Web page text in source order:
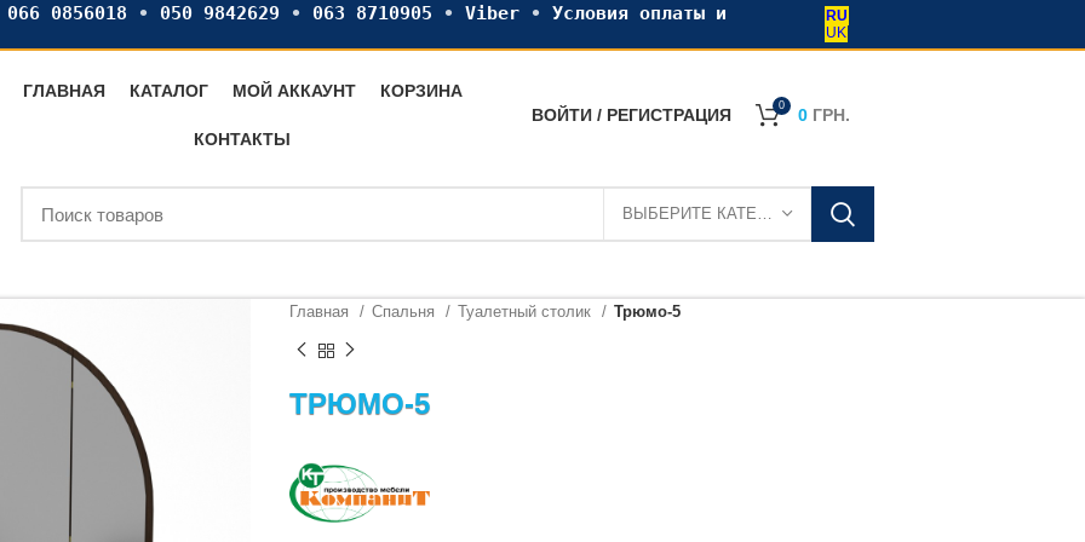
066 0856018 • 050 9842629 • 063 8710905 • Viber• Условия оплаты и
RU
UK
ГЛАВНАЯ КАТАЛОГ МОЙ АККАУНТ КОРЗИНА
КОНТАКТЫ
ВОЙТИ / РЕГИСТРАЦИЯ 0 0 ГРН.
ВЫБЕРИТЕ КАТЕГОРИЮ
Главная Спальня Туалетный столик Трюмо-5
ТРЮМО-5